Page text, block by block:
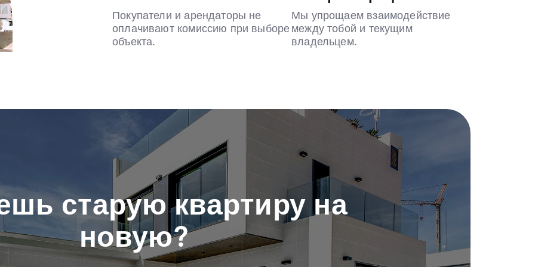
Покупатели и арендаторы не
оплачивают комиссию при выборе
объекта.
Мы упрощаем взаимодействие
между тобой и текущим
владельцем.
старую квартиру на
новую?